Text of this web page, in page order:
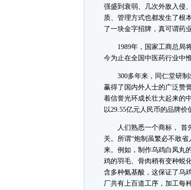
强盛到衰弱、几次外敌入侵
质、管理方式也都发生了根
了一块金字招牌，真可谓药
1989年，国家工商总局将
今为止在全国中医药行业中
300多年来，同仁堂研制
赢得了国内外人士的广泛赞
着信誉光环成长壮大起来的
以29.55亿元人民币的品牌价
人们熟悉一个商标， 首先
关。所谓“炮制虽繁必不敢
来。例如，制作乌鸡白凤丸
鸡的羽毛、骨肉稍有变种蜕
含多种氨基酸，这保证了乌
厂共有上百道工序，加工每